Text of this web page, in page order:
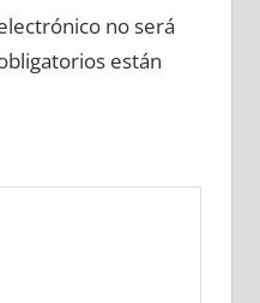
no será
están